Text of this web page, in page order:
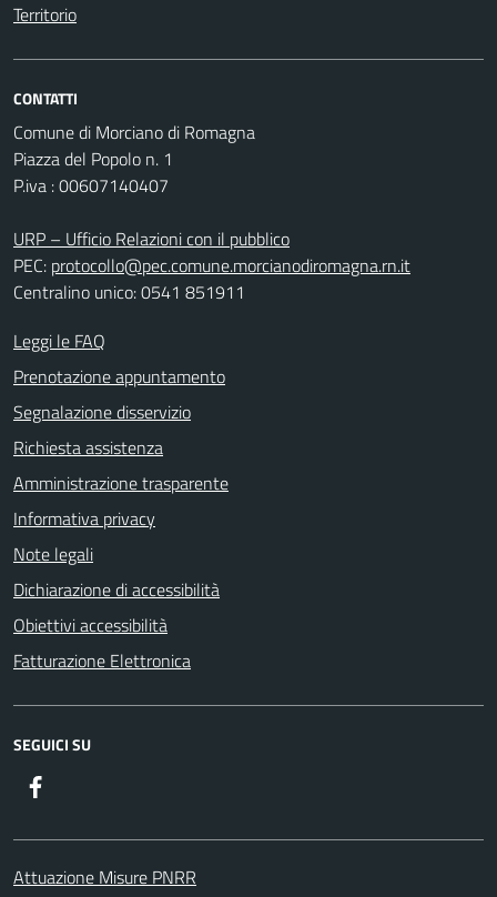
Territorio
CONTATTI
Comune di Morciano di Romagna
Piazza del Popolo n. 1
P.iva : 00607140407
URP – Ufficio Relazioni con il pubblico
PEC: protocollo@pec.comune.morcianodiromagna.rn.it
Centralino unico: 0541 851911
Leggi le FAQ
Prenotazione appuntamento
Segnalazione disservizio
Richiesta assistenza
Amministrazione trasparente
Informativa privacy
Note legali
Dichiarazione di accessibilità
Obiettivi accessibilità
Fatturazione Elettronica
SEGUICI SU
Attuazione Misure PNRR